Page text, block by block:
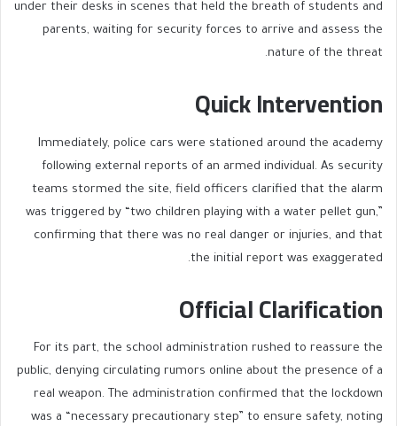
under their desks in scenes that held the breath of students and
parents, waiting for security forces to arrive and assess the
nature of the threat.
Quick Intervention
Immediately, police cars were stationed around the academy
following external reports of an armed individual. As security
teams stormed the site, field officers clarified that the alarm
was triggered by “two children playing with a water pellet gun,”
confirming that there was no real danger or injuries, and that
the initial report was exaggerated.
Official Clarification
For its part, the school administration rushed to reassure the
public, denying circulating rumors online about the presence of a
real weapon. The administration confirmed that the lockdown
was a “necessary precautionary step” to ensure safety, noting